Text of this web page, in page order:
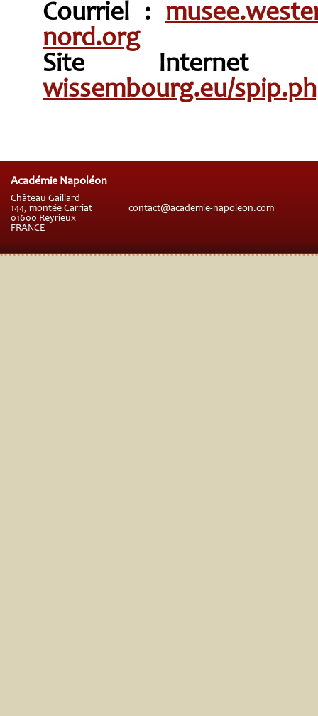
Courriel :
nord.org
Site
wissembourg.eu/
Académie Napoléon
Château Gaillard
144, montée Carriat
01600 Reyrieux
FRANCE
contact@academie-napoleon.com